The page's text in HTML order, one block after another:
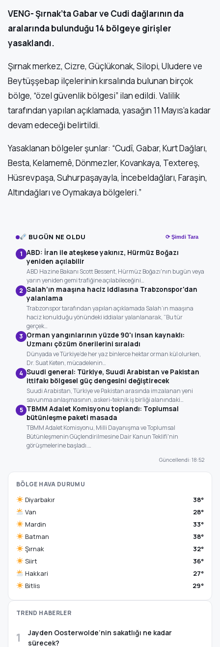
VENG- Şırnak’ta Gabar ve Cudi dağlarının da
aralarında bulunduğu 14 bölgeye girişler
yasaklandı.
Şırnak merkez, Cizre, Güçlükonak, Silopi, Uludere ve
Beytüşşebap ilçelerinin kırsalında bulunan birçok
bölge, “özel güvenlik bölgesi” ilan edildi. Valilik
tarafından yapılan açıklamada, yasağın 11 Mayıs’a kadar
devam edeceği belirtildi.
Yasaklanan bölgeler şunlar: “Cudî, Gabar, Kurt Dağları,
Besta, Kelamemê, Dönmezler, Kovankaya, Textereş,
Hüsrevpaşa, Suhurpaşayayla, İncebeldağları, Faraşin,
Altındağları ve Oymakaya bölgeleri.”
BUGÜN NE OLDU ⟳ Şimdi Tara
1 ABD: İran ile ateşkese yakınız, Hürmüz Boğazı
yeniden açılabilir
ABD Hazine Bakanı Scott Bessent, Hürmüz Boğazı'nın bugün veya
yarın yeniden gemi trafiğine açılabileceğini…
2 Salah’ın maaşına haciz iddiasına Trabzonspor'dan
yalanlama
Trabzonspor tarafından yapılan açıklamada Salah’ın maaşına
haciz konulduğu yönündeki iddialar yalanlanarak, “Bu tür
gerçek…
3 Orman yangınlarının yüzde 90'ı insan kaynaklı:
Uzmanı çözüm önerilerini sıraladı
Dünyada ve Türkiye’de her yaz binlerce hektar orman kül olurken,
Dr. Suat Keten, mücadelenin…
4 Suudi general: Türkiye, Suudi Arabistan ve Pakistan
ittifakı bölgesel güç dengesini değiştirecek
Suudi Arabistan, Türkiye ve Pakistan arasında imzalanan yeni
savunma anlaşmasının, askeri-teknik iş birliği alanındaki…
5 TBMM Adalet Komisyonu toplandı: Toplumsal
bütünleşme paketi masada
TBMM Adalet Komisyonu, Milli Dayanışma ve Toplumsal
Bütünleşmenin Güçlendirilmesine Dair Kanun Teklifi'nin
görüşmelerine başladı.…
Güncellendi: 18:52
BÖLGE HAVA DURUMU
Diyarbakır
38°
Van
28°
Mardin
33°
Batman
38°
Şırnak
32°
Siirt
36°
Hakkari
27°
Bitlis
29°
TREND HABERLER
1
Jayden Oosterwolde’nin sakatlığı ne kadar
sürecek?